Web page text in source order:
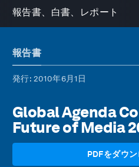
報告書、白書、レポート
報告書
発行: 2010年6月1日
Global Agenda
Future of Media
PDFをダウ